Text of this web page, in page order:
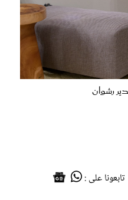
رشوان
تابعونا على :